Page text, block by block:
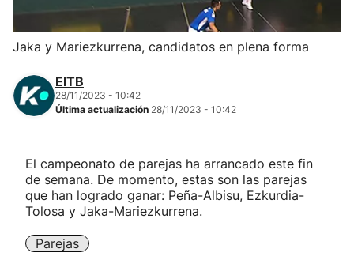
Herri-kirolak
Balonmano
Kirolak 360
Carreras de montaña
Jaka y Mariezkurrena, candidatos en plena forma
EITB
28/11/2023 - 10:42
Última actualización 28/11/2023 - 10:42
El campeonato de parejas ha arrancado este fin
de semana. De momento, estas son las parejas
que han logrado ganar: Peña-Albisu, Ezkurdia-
Tolosa y Jaka-Mariezkurrena.
Parejas